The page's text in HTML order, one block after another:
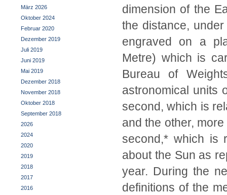
März 2026
Oktober 2024
Februar 2020
Dezember 2019
Juli 2019
Juni 2019
Mai 2019
Dezember 2018
November 2018
Oktober 2018
September 2018
2026
2024
2020
2019
2018
2017
2016
dimension of the
the distance,
engraved on a
Metre) which is
Bureau of
astronomical units
second, which is
and the other,
second,* which is
about the Sun as
year. During the
definitions of the